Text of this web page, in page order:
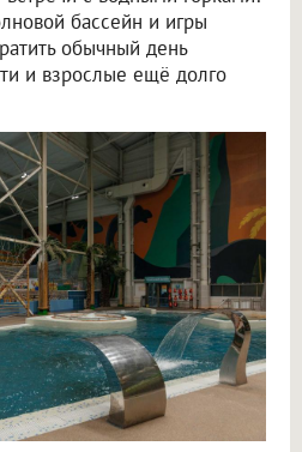
бассейн и игры
обычный день
и взрослые ещё долго